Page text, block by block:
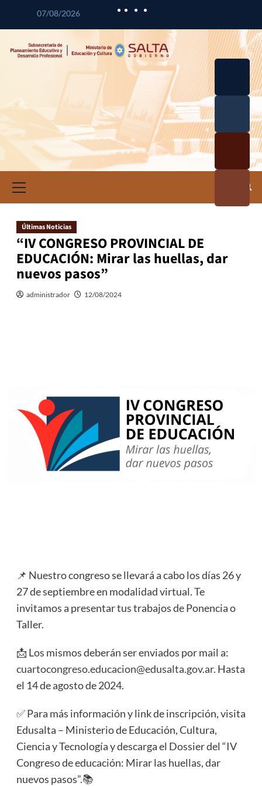
07/08/2026
Últimas Noticias
“IV CONGRESO PROVINCIAL DE
EDUCACIÓN: Mirar las huellas, dar
nuevos pasos”
administrador 12/08/2024
📌 Nuestro congreso se llevará a cabo los días 26 y
27 de septiembre en modalidad virtual. Te
invitamos a presentar tus trabajos de Ponencia o
Taller.
📩 Los mismos deberán ser enviados por mail a:
cuartocongreso.educacion@edusalta.gov.ar. Hasta
el 14 de agosto de 2024.
✅ Para más información y link de inscripción, visita
Edusalta – Ministerio de Educación, Cultura,
Ciencia y Tecnología y descarga el Dossier del “IV
Congreso de educación: Mirar las huellas, dar
nuevos pasos”.📚
Curricul
Profesio
a
Investig